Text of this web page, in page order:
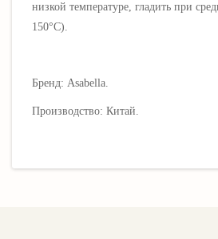
низкой температуре, гладить при
150°C).
Бренд: Asabella.
Производство: Китай.